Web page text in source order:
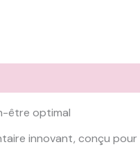
être optimal
innovant, conçu